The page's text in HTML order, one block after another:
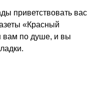
приветствовать вас
«Красный
вам по душе, и вы